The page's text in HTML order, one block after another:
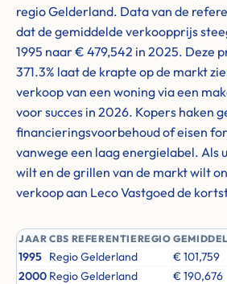
regio Gelderland. Data van de
dat de gemiddelde verkoopprijs
1995 naar € 479,542 in 2025. Deze
371.3% laat de krapte op de markt
verkoop van een woning via een
voor succes in 2026. Kopers haken
financieringsvoorbehoud of eisen
vanwege een laag energielabel. Als
wilt en de grillen van de markt wilt
verkoop aan Leco Vastgoed de
JAAR CBS REFERENTIEREGIO
1995 Regio Gelderland
€ 101,759
2000 Regio Gelderland
€ 190,676